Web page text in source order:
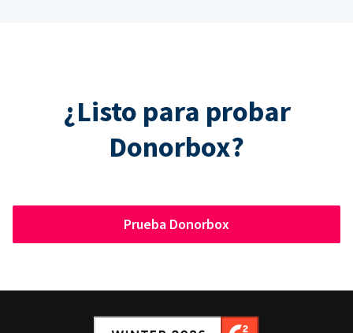
¿Listo para probar
Donorbox?
Prueba Donorbox